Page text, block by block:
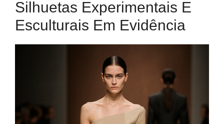
Silhuetas Experimentais E
Esculturais Em Evidência